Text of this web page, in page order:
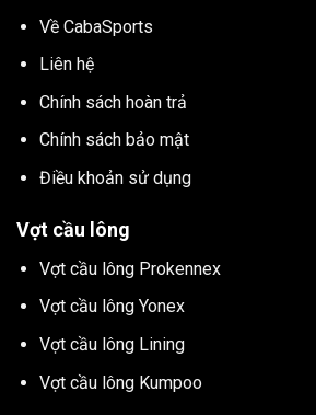
Về CabaSports
Liên hệ
Chính sách hoàn trả
Chính sách bảo mật
Điều khoản sử dụng
Vợt cầu lông
Vợt cầu lông Prokennex
Vợt cầu lông Yonex
Vợt cầu lông Lining
Vợt cầu lông Kumpoo